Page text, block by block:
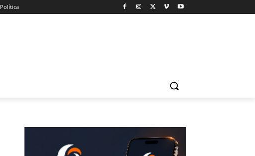
Política